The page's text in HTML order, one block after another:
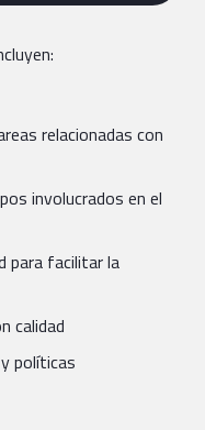
relacionadas con
involucrados en el
para facilitar la
calidad
políticas